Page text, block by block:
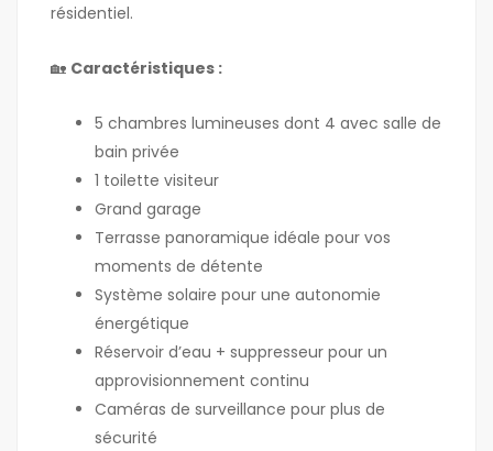
résidentiel.
🏡 Caractéristiques :
5 chambres lumineuses dont 4 avec salle de
bain privée
1 toilette visiteur
Grand garage
Terrasse panoramique idéale pour vos
moments de détente
Système solaire pour une autonomie
énergétique
Réservoir d’eau + suppresseur pour un
approvisionnement continu
Caméras de surveillance pour plus de
sécurité